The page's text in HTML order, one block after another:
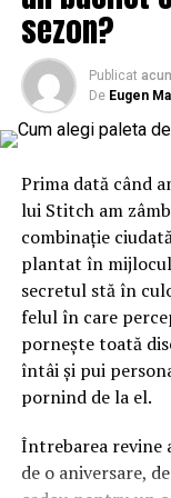
achiziționarea de
aceasta și
asociat/asociați,
(case/vile), pe
împărțind profitul
imobiliar).
Aceasta a
concurențială, ale
una ostilă și
lor, adepți ai
abuzive, unele de
Din analizarea
înscrisuri
deja anexate la
putință de tăgadă
sezon?
Publicat
De Eugen
Prima dată când
lui Stitch am
combinație
plantat în
secretul stă în
felul în care
pornește toată
întâi și pui
pornind de la el.
Întrebarea revine
de o aniversare,